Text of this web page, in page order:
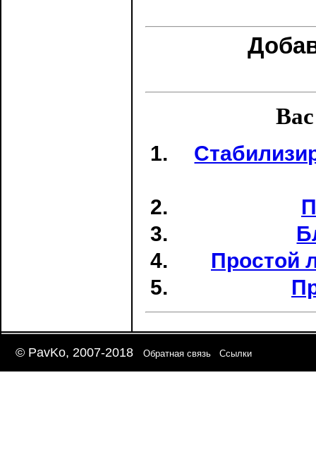
Простой
© PavKo, 2007-2018 Обратная связь Ссылки